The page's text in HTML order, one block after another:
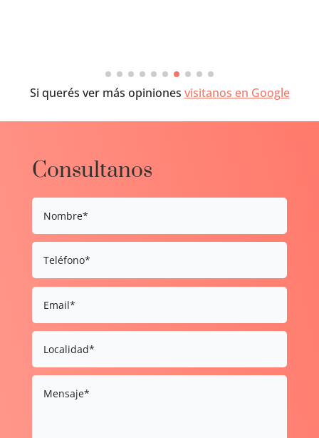
Si querés ver más opiniones visitanos en Google
Consultanos